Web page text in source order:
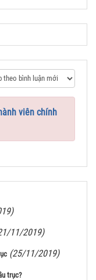
viên chính
11/2019)
(25/11/2019)
trục?